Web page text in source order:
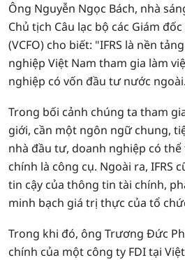
Ông Nguyễn Ngọc Bách, nhà
Chủ tịch Câu lạc bộ các Giám
(VCFO) cho biết: "IFRS là nền
nghiệp Việt Nam tham gia làm
nghiệp có vốn đầu tư nước ngoài.
Trong bối cảnh chúng ta tham
giới, cần một ngôn ngữ chung,
nhà đầu tư, doanh nghiệp có thể
chính là công cụ. Ngoài ra, IFRS
tin cậy của thông tin tài chính,
minh bạch giá trị thực của tổ
Trong khi đó, ông Trương Đức
chính của một công ty FDI tại